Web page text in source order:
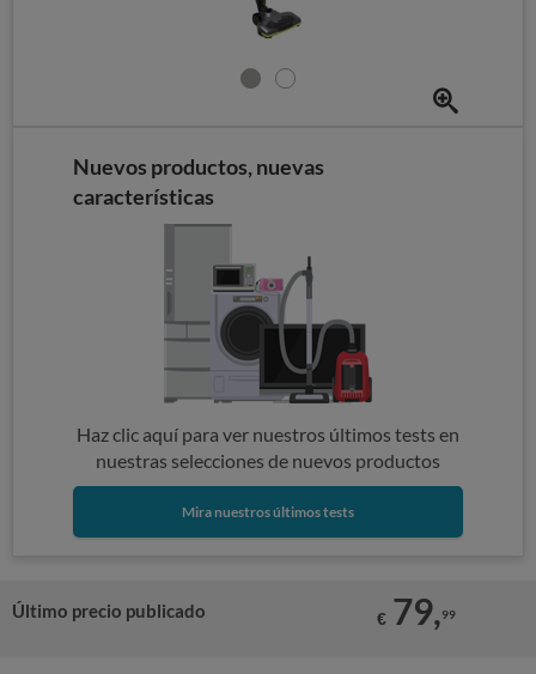
Nuevos productos, nuevas
características
Haz clic aquí para ver nuestros últimos tests en
nuestras selecciones de nuevos productos
Mira nuestros últimos tests
Último precio publicado € 79,99